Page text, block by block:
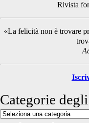
Sidebar
Rivista
«La felicità non è trovare
Categorie
Categorie